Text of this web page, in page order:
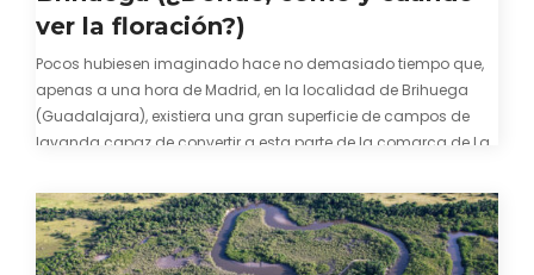
ver la floración?)
Pocos hubiesen imaginado hace no demasiado tiempo que,
apenas a una hora de Madrid, en la localidad de Brihuega
(Guadalajara), existiera una gran superficie de campos de
lavanda capaz de convertir a esta parte de la comarca de La